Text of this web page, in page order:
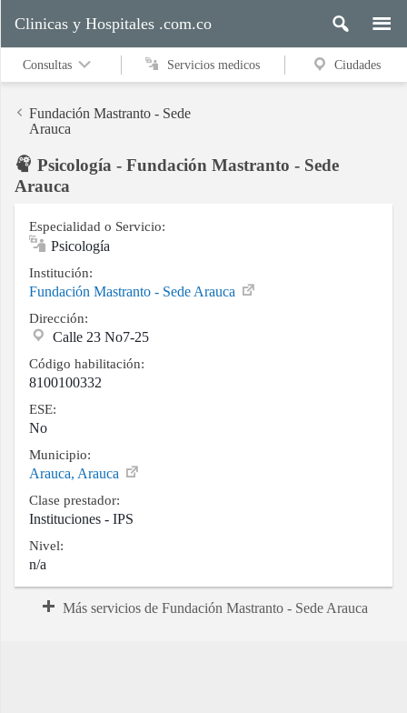
Servicios
medicos
Buscar
Clinicas y Hospitales .com.co
Consultas Servicios medicos Ciudades
Fundación Mastranto - Sede
Arauca
Psicología - Fundación Mastranto - Sede
Arauca
Especialidad o Servicio:
Psicología
Institución:
Fundación Mastranto - Sede Arauca
Dirección:
Calle 23 No7-25
Código habilitación:
8100100332
ESE:
No
Municipio:
Arauca, Arauca
Clase prestador:
Instituciones - IPS
Nivel:
n/a
Más servicios de Fundación Mastranto - Sede Arauca